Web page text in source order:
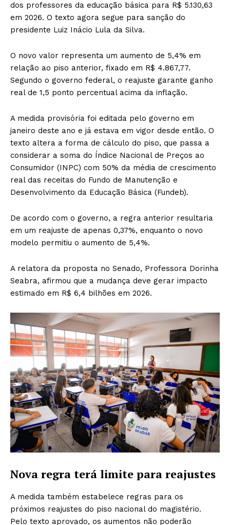
dos professores da educação básica para R$ 5.130,63
em 2026. O texto agora segue para sanção do
presidente Luiz Inácio Lula da Silva.
O novo valor representa um aumento de 5,4% em
relação ao piso anterior, fixado em R$ 4.867,77.
Segundo o governo federal, o reajuste garante ganho
real de 1,5 ponto percentual acima da inflação.
A medida provisória foi editada pelo governo em
janeiro deste ano e já estava em vigor desde então. O
texto altera a forma de cálculo do piso, que passa a
considerar a soma do Índice Nacional de Preços ao
Consumidor (INPC) com 50% da média de crescimento
real das receitas do Fundo de Manutenção e
Desenvolvimento da Educação Básica (Fundeb).
De acordo com o governo, a regra anterior resultaria
em um reajuste de apenas 0,37%, enquanto o novo
modelo permitiu o aumento de 5,4%.
A relatora da proposta no Senado, Professora Dorinha
Seabra, afirmou que a mudança deve gerar impacto
estimado em R$ 6,4 bilhões em 2026.
Nova regra terá limite para reajustes
A medida também estabelece regras para os
próximos reajustes do piso nacional do magistério.
Pelo texto aprovado, os aumentos não poderão